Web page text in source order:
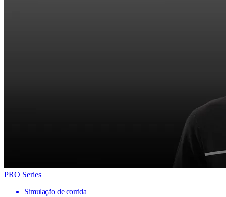
PRO Series
Simulação de corrida